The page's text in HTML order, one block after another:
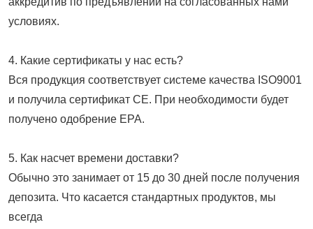
условиях.
4. Какие сертификаты у нас есть?
Вся продукция соответствует системе качества ISO9001
и получила сертификат CE. При необходимости будет
получено одобрение EPA.
5. Как насчет времени доставки?
Обычно это занимает от 15 до 30 дней после получения
депозита. Что касается стандартных продуктов, мы
всегда